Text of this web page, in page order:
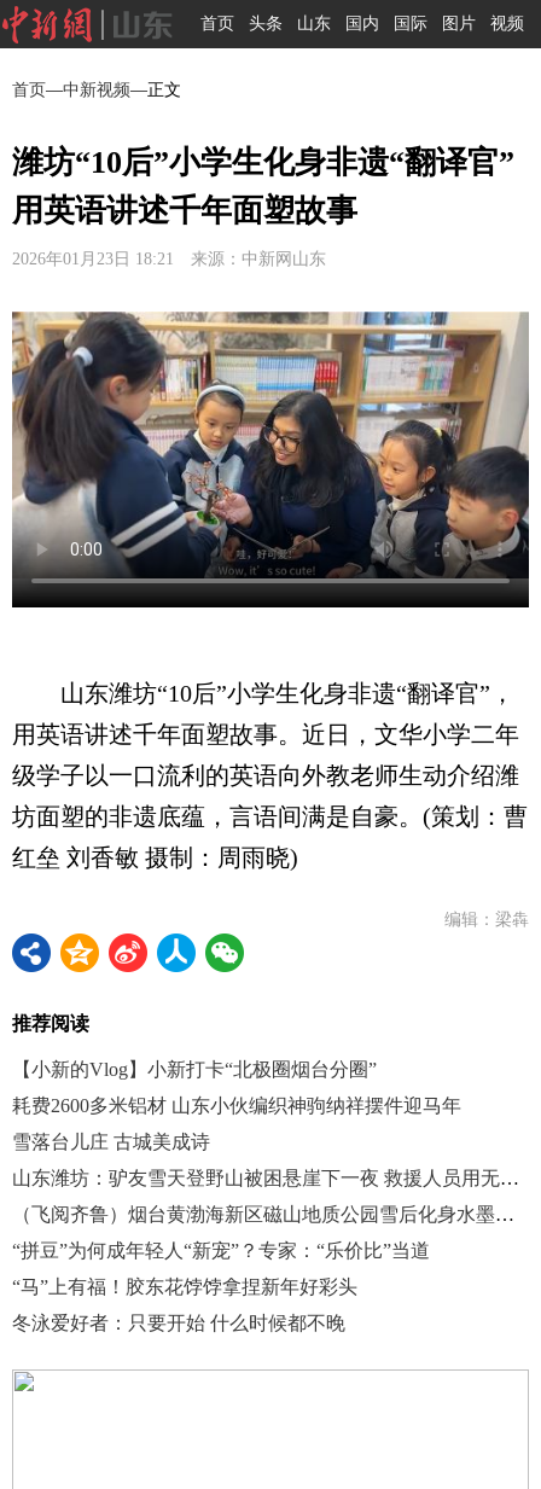
首页 头条 山东 国内 国际 图片 视频
首页—中新视频—正文
潍坊“10后”小学生化身非遗“翻译官”
用英语讲述千年面塑故事
2026年01月23日 18:21 来源：中新网山东
山东潍坊“10后”小学生化身非遗“翻译官”，
用英语讲述千年面塑故事。近日，文华小学二年
级学子以一口流利的英语向外教老师生动介绍潍
坊面塑的非遗底蕴，言语间满是自豪。(策划：曹
红垒 刘香敏 摄制：周雨晓)
编辑：梁犇
推荐阅读
【小新的Vlog】小新打卡“北极圈烟台分圈”
耗费2600多米铝材 山东小伙编织神驹纳祥摆件迎马年
雪落台儿庄 古城美成诗
山东潍坊：驴友雪天登野山被困悬崖下一夜 救援人员用无人机定位将其救出
（飞阅齐鲁）烟台黄渤海新区磁山地质公园雪后化身水墨仙境
“拼豆”为何成年轻人“新宠”？专家：“乐价比”当道
“马”上有福！胶东花饽饽拿捏新年好彩头
冬泳爱好者：只要开始 什么时候都不晚